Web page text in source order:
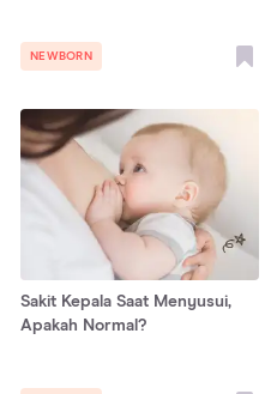
NEWBORN
Sakit Kepala Saat Menyusui,
Apakah Normal?